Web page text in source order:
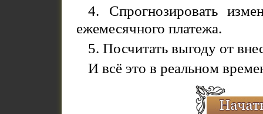
4. Спрогнозировать
ежемесячного платежа.
5. Посчитать выгоду от
И всё это в реальном